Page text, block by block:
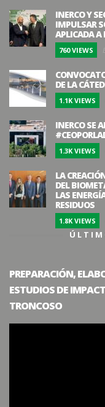
INERCO Y
IMPULSAR
APLICADA A
760 VIEWS
DE LA
1.1K VIEWS
INERCO SE
1.3K VIEWS
LA
DEL
LAS
RESIDUOS
1.8K VIEWS
PREPARACIÓN,
ESTUDIOS DE
TRONCOSO